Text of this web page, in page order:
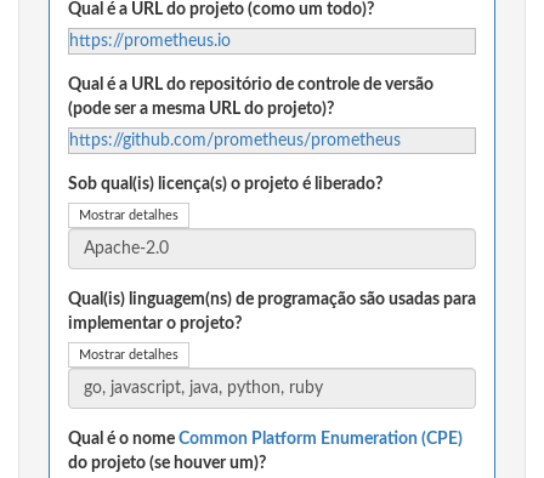
Qual é a URL do projeto (como um todo)?
https://prometheus.io
Qual é a URL do repositório de controle de versão
(pode ser a mesma URL do projeto)?
https://github.com/prometheus/prometheus
Sob qual(is) licença(s) o projeto é liberado?
Mostrar detalhes
Qual(is) linguagem(ns) de programação são usadas para
implementar o projeto?
Mostrar detalhes
Qual é o nome Common Platform Enumeration (CPE)
do projeto (se houver um)?